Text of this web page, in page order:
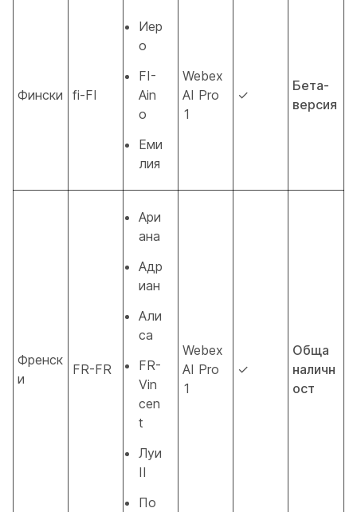
Фински fi-FI
Иер
о
FI-
Ain
o
Еми
лия
Webex
AI Pro
1
✓
Бета-
версия
Френск
и
FR-FR
Ари
ана
Адр
иан
Али
са
FR-
Vin
cen
t
Луи
II
По
Webex
AI Pro
1
✓
Обща
наличн
ост